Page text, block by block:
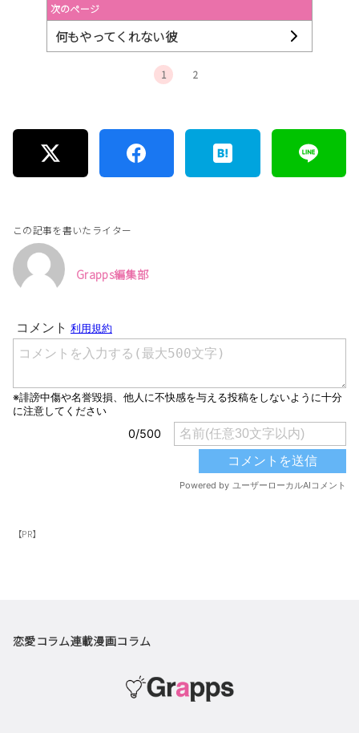
次のページ
何もやってくれない彼
1 2
この記事を書いたライター
Grapps編集部
【PR】
恋愛コラム連載漫画コラム